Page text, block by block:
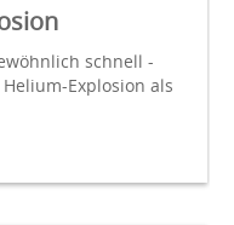
schnell -
Explosion als